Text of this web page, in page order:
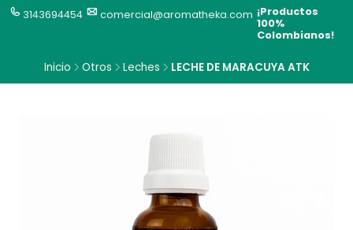
3143694454 comercial@aromatheka.com ¡Productos
100%
Colombianos!
Inicio Otros Leches LECHE DE MARACUYA ATK